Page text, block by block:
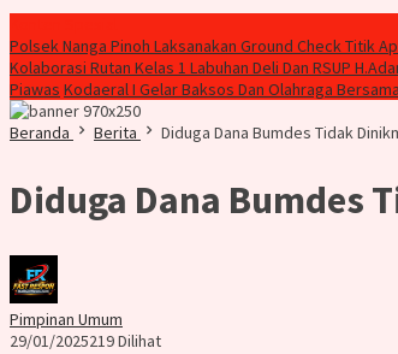
Polsek Nanga Pinoh Laksanakan Ground Check Titik
Kolaborasi Rutan Kelas 1 Labuhan Deli Dan RSUP
Piawas Kodaeral I Gelar Baksos Dan Olahraga
Beranda
Berita Diduga Dana Bumdes Tidak
Diduga Dana Bumdes
Pimpinan Umum
29/01/2025219 Dilihat